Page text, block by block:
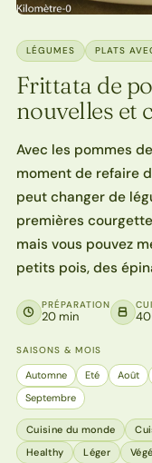
LÉGUMES PLATS
Frittata de
nouvelles et
Avec les pommes
moment de refaire
peut changer de
premières
mais vous pouvez
petits pois, des
PRÉPARATION
20 min
SAISONS & MOIS
Automne Eté Août
Septembre
Cuisine du monde
Healthy
Léger